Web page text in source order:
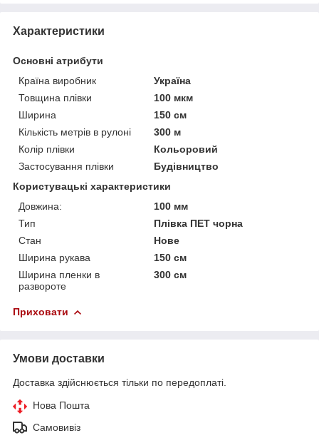
Характеристики
Основні атрибути
Країна виробник
Україна
Товщина плівки
100 мкм
Ширина
150 см
Кількість метрів в рулоні
300 м
Колір плівки
Кольоровий
Застосування плівки
Будівництво
Користувацькі характеристики
Довжина:
100 мм
Тип
Плівка ПЕТ чорна
Стан
Нове
Ширина рукава
150 см
Ширина пленки в
развороте
300 см
Приховати
Умови доставки
Доставка здійснюється тільки по передоплаті.
Нова Пошта
Самовивіз